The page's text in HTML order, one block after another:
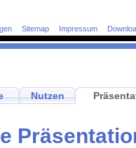
Sitemap Impressum
Nutzen